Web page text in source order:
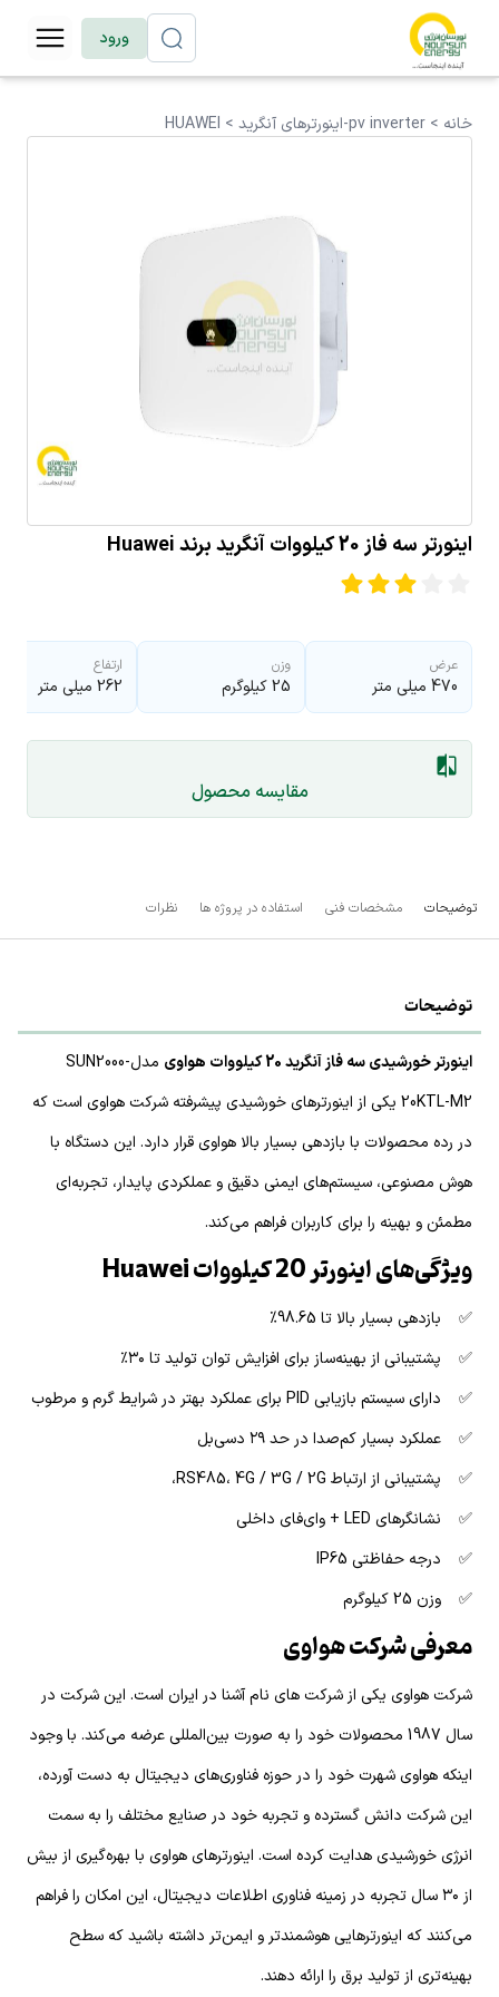
ورود
خانه > pv inverter-اینورترهای آنگرید >
HUAWEI
اینورتر سه فاز 20 کیلووات آنگرید برند Huawei
عرض
470 میلی متر
وزن
25 کیلوگرم
ارتفاع
262 میلی متر
مقایسه محصول
توضیحات مشخصات فنی استفاده در پروژه ها نظرات
توضیحات
اینورتر خورشیدی سه فاز آنگرید 20 کیلووات هواوی
مدلSUN2000-
20KTL-M2 یکی از اینورترهای خورشیدی پیشرفته شرکت هواوی است که
در رده محصولات با بازدهی بسیار بالا هواوی قرار دارد. این دستگاه با
هوش مصنوعی، سیستم‌های ایمنی دقیق و عملکردی پایدار، تجربه‌ای
مطمئن و بهینه را برای کاربران فراهم می‌کند.
ویژگی‌های اینورتر 20 کیلووات Huawei
✅ بازدهی بسیار بالا تا 98.65%
✅ پشتیبانی از بهینه‌ساز برای افزایش توان تولید تا ۳۰٪
✅ دارای سیستم بازیابی PID برای عملکرد بهتر در شرایط گرم و مرطوب
✅ عملکرد بسیار کم‌صدا در حد ۲۹ دسی‌بل
✅ پشتیبانی از ارتباط RS485، 4G / 3G / 2G،
✅ نشانگرهای LED + وای‌فای داخلی
✅ درجه حفاظتی IP65
✅ وزن 25 کیلوگرم
معرفی شرکت هواوی
شرکت هواوی یکی از شرکت های نام آشنا در ایران است. این شرکت در
سال 1987 محصولات خود را به صورت بین‌المللی عرضه می‌کند. با وجود
اینکه هواوی شهرت خود را در حوزه فناوری‌های دیجیتال به دست آورده،
این شرکت دانش گسترده و تجربه خود در صنایع مختلف را به سمت
انرژی خورشیدی هدایت کرده است. اینورترهای هواوی با بهره‌گیری از بیش
از ۳۰ سال تجربه در زمینه فناوری اطلاعات دیجیتال، این امکان را فراهم
می‌کنند که اینورترهایی هوشمندتر و ایمن‌تر داشته باشید که سطح
بهینه‌تری از تولید برق را ارائه دهند.